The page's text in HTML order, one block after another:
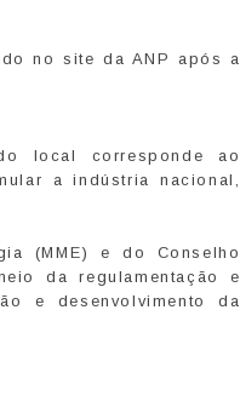
no site da ANP após a
local corresponde ao
a indústria nacional,
(MME) e do Conselho
da regulamentação e
e desenvolvimento da